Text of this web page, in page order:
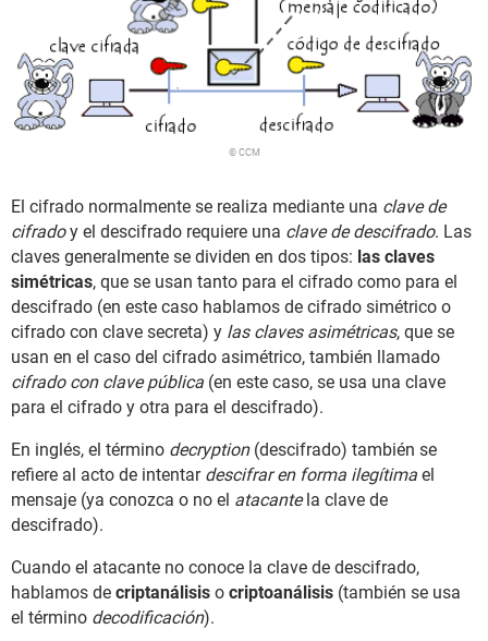
© CCM
El cifrado normalmente se realiza mediante una clave de
cifradoy el descifrado requiere una clave de descifrado. Las
claves generalmente se dividen en dos tipos: las claves
simétricas, que se usan tanto para el cifrado como para el
descifrado (en este caso hablamos de cifrado simétrico o
cifrado con clave secreta) y las claves asimétricas, que se
usan en el caso del cifrado asimétrico, también llamado
cifrado con clave pública (en este caso, se usa una clave
para el cifrado y otra para el descifrado).
En inglés, el término decryption(descifrado) también se
refiere al acto de intentar descifrar en forma ilegítima el
mensaje (ya conozca o no el atacantela clave de
descifrado).
Cuando el atacante no conoce la clave de descifrado,
hablamos de criptanálisis o criptoanálisis (también se usa
el término decodificación).